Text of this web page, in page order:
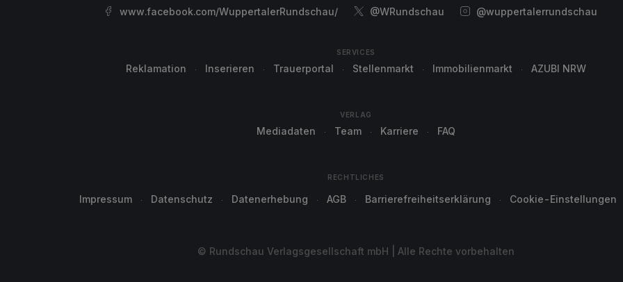
www.facebook.com/WuppertalerRundschau/ @WRundschau @wuppertalerrundschau
SERVICES
Reklamation Inserieren Trauerportal Stellenmarkt Immobilienmarkt AZUBI NRW
VERLAG
Mediadaten Team Karriere FAQ
RECHTLICHES
Impressum Datenschutz Datenerhebung AGB Barrierefreiheitserklärung Cookie-Einstellungen
© Rundschau Verlagsgesellschaft mbH | Alle Rechte vorbehalten